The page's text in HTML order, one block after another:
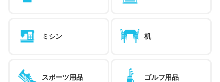
ミシン 机
スポーツ用品 ゴルフ用品